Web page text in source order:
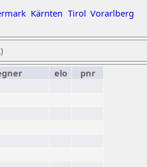
Kärnten Tirol Vorarlberg
)
elo
pnr